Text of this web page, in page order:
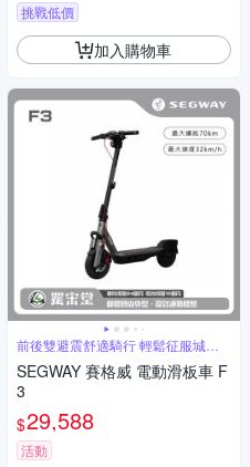
挑戰低價
加入購物車
前後雙避震舒適騎行 輕鬆征服城市
坡道
SEGWAY 賽格威 電動滑板車 F
3
$29,588
活動